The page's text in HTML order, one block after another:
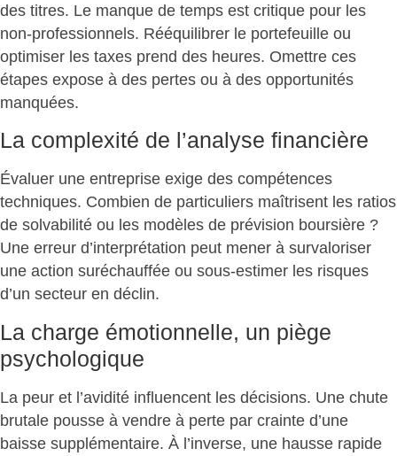
des titres. Le manque de temps est critique pour les
non-professionnels. Rééquilibrer le portefeuille ou
optimiser les taxes prend des heures. Omettre ces
étapes expose à des pertes ou à des opportunités
manquées.
La complexité de l’analyse financière
Évaluer une entreprise exige des compétences
techniques. Combien de particuliers maîtrisent les ratios
de solvabilité ou les modèles de prévision boursière ?
Une erreur d’interprétation peut mener à survaloriser
une action suréchauffée ou sous-estimer les risques
d’un secteur en déclin.
La charge émotionnelle, un piège
psychologique
La peur et l’avidité influencent les décisions. Une chute
brutale pousse à vendre à perte par crainte d’une
baisse supplémentaire. À l’inverse, une hausse rapide